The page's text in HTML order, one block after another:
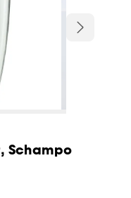
Schampo